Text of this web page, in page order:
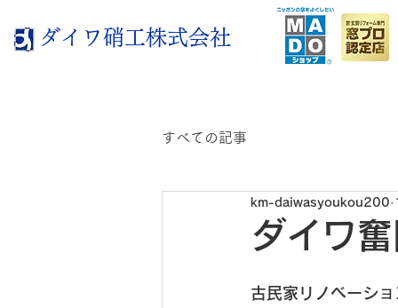
ダイワ硝工株式会社
すべての記事
ダイワ
km-daiwasyoukou200
古民家リノベーシ